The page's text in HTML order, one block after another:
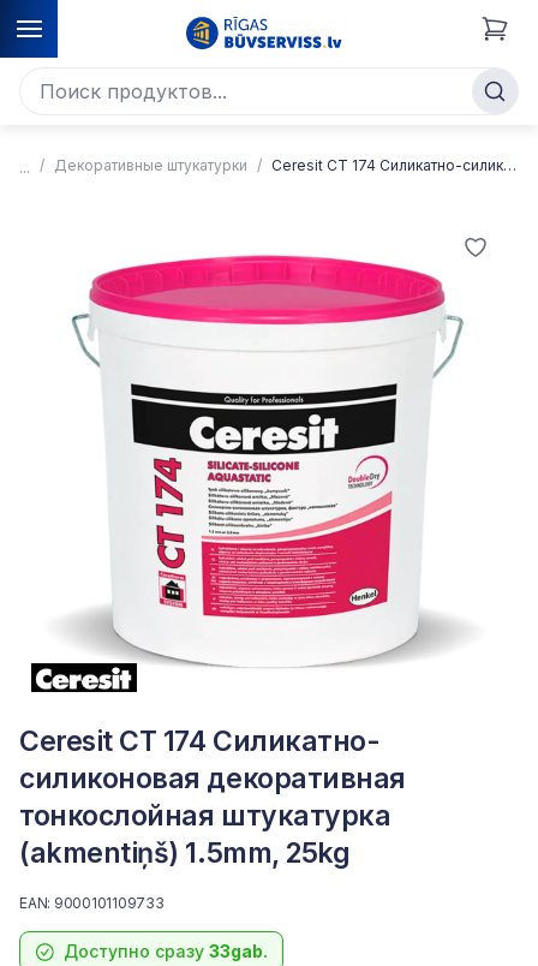
Декоративные штукатурки Ceresit CT 174 Силикатно-силиконовая декоративная тонкослойная штукатурка
Ceresit CT 174 Силикатно-
силиконовая декоративная
тонкослойная штукатурка
(akmentiņš) 1.5mm, 25kg
Доступно сразу 33gab.
EAN: 9000101109733